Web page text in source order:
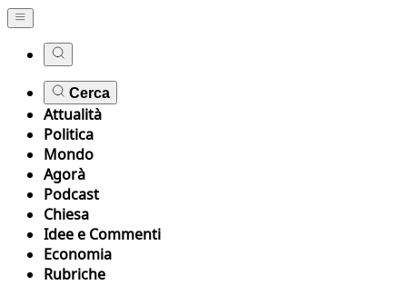
Cerca
Attualità
Politica
Mondo
Agorà
Podcast
Chiesa
Idee e Commenti
Economia
Rubriche